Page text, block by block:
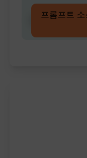
Makefile을
프롬프트